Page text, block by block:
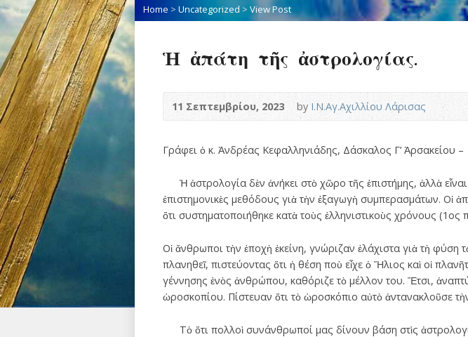
Home > Uncategorized> View Post
Ἡ ἀπάτη τῆς ἀστρολογίας.
11 Σεπτεμβρίου, 2023 byΙ.Ν.Αγ.Αχιλλίου Λάρισας
Γράφει ὁ κ. Ἀνδρέας Κεφαλληνιάδης, Δάσκαλος Γ’ Ἀρσακείου
Ἡ ἀστρολογία δὲν ἀνήκει στὸ χῶρο τῆς ἐπιστήμης, ἀλλὰ
ἐπιστημονικὲς μεθόδους γιὰ τὴν ἐξαγωγὴ συμπερασμάτων. Οἱ
ὅτι συστηματοποιήθηκε κατὰ τοὺς ἑλληνιστικοὺς χρόνους (1ος
Οἱ ἄνθρωποι τὴν ἐποχὴ ἐκείνη, γνώριζαν ἐλάχιστα γιὰ τὴ
πλανηθεῖ, πιστεύοντας ὅτι ἡ θέση ποὺ εἶχε ὁ Ἥλιος καὶ οἱ
γέννησης ἑνὸς ἀνθρώπου, καθόριζε τὸ μέλλον του. Ἔτσι,
ὡροσκοπίου. Πίστευαν ὅτι τὸ ὡροσκόπιο αὐτὸ ἀντανακλοῦσε
Τὸ ὅτι πολλοὶ συνάνθρωποί μας δίνουν βάση στὶς